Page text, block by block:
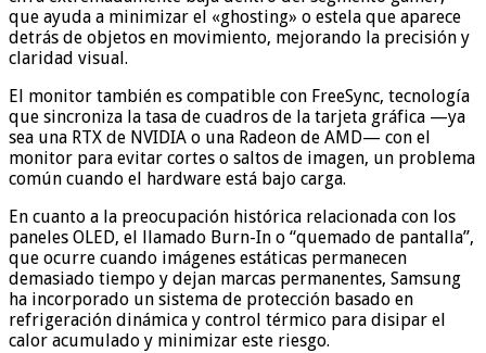
que ayuda a minimizar el «ghosting» o estela que aparece
detrás de objetos en movimiento, mejorando la precisión y
claridad visual.
El monitor también es compatible con FreeSync, tecnología
que sincroniza la tasa de cuadros de la tarjeta gráfica —ya
sea una RTX de NVIDIA o una Radeon de AMD— con el
monitor para evitar cortes o saltos de imagen, un problema
común cuando el hardware está bajo carga.
En cuanto a la preocupación histórica relacionada con los
paneles OLED, el llamado Burn-In o “quemado de pantalla”,
que ocurre cuando imágenes estáticas permanecen
demasiado tiempo y dejan marcas permanentes, Samsung
ha incorporado un sistema de protección basado en
refrigeración dinámica y control térmico para disipar el
calor acumulado y minimizar este riesgo.